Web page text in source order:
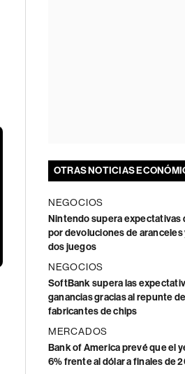
OTRAS NOTICIAS
NEGOCIOS
Nintendo supera expectativas
por devoluciones de aranceles
dos juegos
NEGOCIOS
SoftBank supera las
ganancias gracias al repunte
fabricantes de chips
MERCADOS
Bank of America prevé que el
6% frente al dólar a finales de